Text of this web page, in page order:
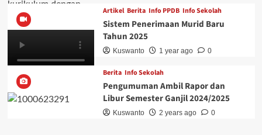
Artikel Berita Info PPDB Info Sekolah
Sistem Penerimaan Murid Baru
Tahun 2025
Kuswanto 1 year ago 0
Berita Info Sekolah
Pengumuman Ambil Rapor dan
Libur Semester Ganjil 2024/2025
Kuswanto 2 years ago 0